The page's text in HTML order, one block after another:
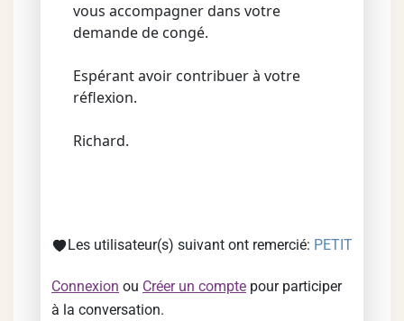
vous accompagner dans votre
demande de congé.
Espérant avoir contribuer à votre
réflexion.
Richard.
Les utilisateur(s) suivant ont remercié: PETIT
Connexion ou Créer un compte pour participer
à la conversation.